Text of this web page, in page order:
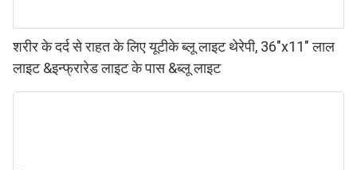
शरीर के दर्द से राहत के लिए यूटीके ब्लू लाइट थेरेपी, 36"x11" लाल
लाइट &इन्फ्रारेड लाइट के पास &ब्लू लाइट